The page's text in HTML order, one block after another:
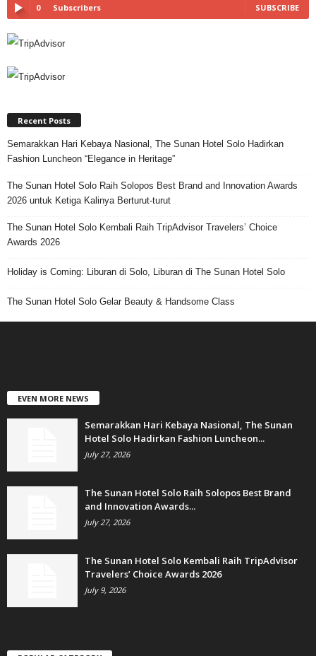
0 Subscribers SUBSCRIBE
Recent Posts
Semarakkan Hari Kebaya Nasional, The Sunan Hotel Solo Hadirkan
Fashion Luncheon “Elegance in Heritage”
The Sunan Hotel Solo Raih Solopos Best Brand and Innovation Awards
2026 untuk Ketiga Kalinya Berturut-turut
The Sunan Hotel Solo Kembali Raih TripAdvisor Travelers’ Choice
Awards 2026
Holiday is Coming: Liburan di Solo, Liburan di The Sunan Hotel Solo
The Sunan Hotel Solo Gelar Beauty & Handsome Class
EVEN MORE NEWS
Semarakkan Hari Kebaya Nasional, The Sunan
Hotel Solo Hadirkan Fashion Luncheon...
July 27, 2026
The Sunan Hotel Solo Raih Solopos Best Brand
and Innovation Awards...
July 27, 2026
The Sunan Hotel Solo Kembali Raih TripAdvisor
Travelers’ Choice Awards 2026
July 9, 2026